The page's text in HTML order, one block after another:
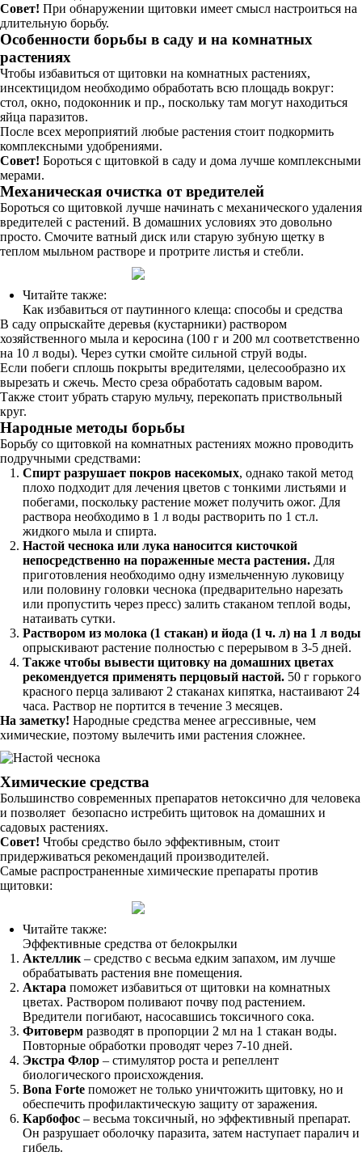
Совет! При обнаружении щитовки имеет смысл настроиться на
длительную борьбу.
Особенности борьбы в саду и на комнатных
растениях
Чтобы избавиться от щитовки на комнатных растениях,
инсектицидом необходимо обработать всю площадь вокруг:
стол, окно, подоконник и пр., поскольку там могут находиться
яйца паразитов.
После всех мероприятий любые растения стоит подкормить
комплексными удобрениями.
Совет! Бороться с щитовкой в саду и дома лучше комплексными
мерами.
Механическая очистка от вредителей
Бороться со щитовкой лучше начинать с механического удаления
вредителей с растений. В домашних условиях это довольно
просто. Смочите ватный диск или старую зубную щетку в
теплом мыльном растворе и протрите листья и стебли.
Читайте также:
Как избавиться от паутинного клеща: способы и средства
В саду опрыскайте деревья (кустарники) раствором
хозяйственного мыла и керосина (100 г и 200 мл соответственно
на 10 л воды). Через сутки смойте сильной струй воды.
Если побеги сплошь покрыты вредителями, целесообразно их
вырезать и сжечь. Место среза обработать садовым варом.
Также стоит убрать старую мульчу, перекопать приствольный
круг.
Народные методы борьбы
Борьбу со щитовкой на комнатных растениях можно проводить
подручными средствами:
Спирт разрушает покров насекомых, однако такой метод
плохо подходит для лечения цветов с тонкими листьями и
побегами, поскольку растение может получить ожог. Для
раствора необходимо в 1 л воды растворить по 1 ст.л.
жидкого мыла и спирта.
Настой чеснока или лука наносится кисточкой
непосредственно на пораженные места растения. Для
приготовления необходимо одну измельченную луковицу
или половину головки чеснока (предварительно нарезать
или пропустить через пресс) залить стаканом теплой воды,
натаивать сутки.
Раствором из молока (1 стакан) и йода (1 ч. л) на 1 л воды
опрыскивают растение полностью с перерывом в 3-5 дней.
Также чтобы вывести щитовку на домашних цветах
рекомендуется применять перцовый настой. 50 г горького
красного перца заливают 2 стаканах кипятка, настаивают 24
часа. Раствор не портится в течение 3 месяцев.
На заметку! Народные средства менее агрессивные, чем
химические, поэтому вылечить ими растения сложнее.
Химические средства
Большинство современных препаратов нетоксично для человека
и позволяет безопасно истребить щитовок на домашних и
садовых растениях.
Совет! Чтобы средство было эффективным, стоит
придерживаться рекомендаций производителей.
Самые распространенные химические препараты против
щитовки:
Читайте также:
Эффективные средства от белокрылки
Актеллик – средство с весьма едким запахом, им лучше
обрабатывать растения вне помещения.
Актара поможет избавиться от щитовки на комнатных
цветах. Раствором поливают почву под растением.
Вредители погибают, насосавшись токсичного сока.
Фитоверм разводят в пропорции 2 мл на 1 стакан воды.
Повторные обработки проводят через 7-10 дней.
Экстра Флор – стимулятор роста и репеллент
биологического происхождения.
Bona Forte поможет не только уничтожить щитовку, но и
обеспечить профилактическую защиту от заражения.
Карбофос – весьма токсичный, но эффективный препарат.
Он разрушает оболочку паразита, затем наступает паралич и
гибель.